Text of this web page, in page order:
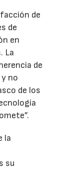
de
de
en
La
de
no
de los
la
su